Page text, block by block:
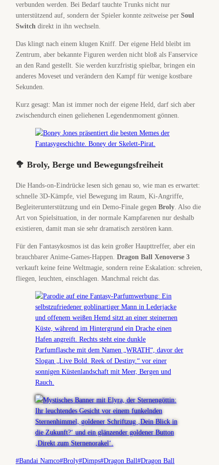
verbunden werden. Bei Bedarf tauchte Trunks nicht nur
unterstützend auf, sondern der Spieler konnte zeitweise per Soul
Switch direkt in ihn wechseln.
Das klingt nach einem klugen Kniff. Der eigene Held bleibt im
Zentrum, aber bekannte Figuren werden nicht bloß als Fanservice
an den Rand gestellt. Sie werden kurzfristig spielbar, bringen ein
anderes Moveset und verändern den Kampf für wenige kostbare
Sekunden.
Kurz gesagt: Man ist immer noch der eigene Held, darf sich aber
zwischendurch einen geliehenen Legendenmoment gönnen.
🥦 Broly, Berge und Bewegungsfreiheit
Die Hands-on-Eindrücke lesen sich genau so, wie man es erwartet:
schnelle 3D-Kämpfe, viel Bewegung im Raum, Ki-Angriffe,
Begleiterunterstützung und ein Demo-Finale gegen Broly. Also die
Art von Spielsituation, in der normale Kampfarenen nur deshalb
existieren, damit man sie sehr dramatisch zerstören kann.
Für den Fantasykosmos ist das kein großer Haupttreffer, aber ein
brauchbarer Anime-Games-Happen. Dragon Ball Xenoverse 3
verkauft keine feine Weltmagie, sondern reine Eskalation: schreien,
fliegen, leuchten, einschlagen. Manchmal reicht das.
Schlagworte:
#Bandai Namco#Broly#Dimps#Dragon Ball#Dragon Ball